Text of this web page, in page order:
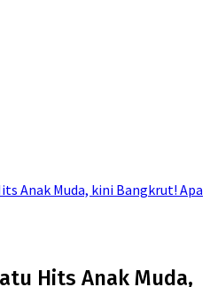
Anak Muda, kini Bangkrut! Apa
Hits Anak Muda,